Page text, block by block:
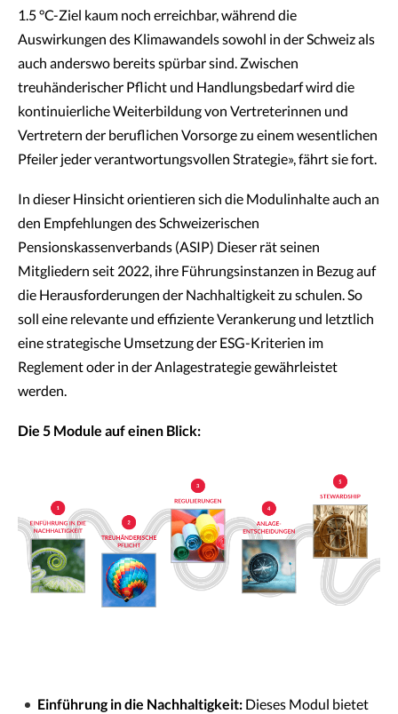
1.5 °C-Ziel kaum noch erreichbar, während die
Auswirkungen des Klimawandels sowohl in der Schweiz als
auch anderswo bereits spürbar sind. Zwischen
treuhänderischer Pflicht und Handlungsbedarf wird die
kontinuierliche Weiterbildung von Vertreterinnen und
Vertretern der beruflichen Vorsorge zu einem wesentlichen
Pfeiler jeder verantwortungsvollen Strategie», fährt sie fort.
In dieser Hinsicht orientieren sich die Modulinhalte auch an
den Empfehlungen des Schweizerischen
Pensionskassenverbands (ASIP) Dieser rät seinen
Mitgliedern seit 2022, ihre Führungsinstanzen in Bezug auf
die Herausforderungen der Nachhaltigkeit zu schulen. So
soll eine relevante und effiziente Verankerung und letztlich
eine strategische Umsetzung der ESG-Kriterien im
Reglement oder in der Anlagestrategie gewährleistet
werden.
Die 5 Module auf einen Blick:
Einführung in die Nachhaltigkeit: Dieses Modul bietet